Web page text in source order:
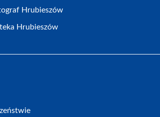
Hrubieszów
Hrubieszów